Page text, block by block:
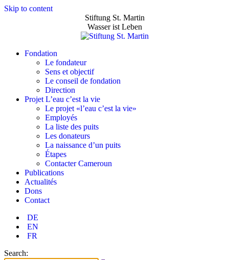
Skip to content
Stiftung St. Martin
Wasser ist Leben
Fondation
Le fondateur
Sens et objectif
Le conseil de fondation
Direction
Projet L’eau c’est la vie
Le projet «l’eau c’est la vie»
Employés
La liste des puits
Les donateurs
La naissance d’un puits
Étapes
Contacter Cameroun
Publications
Actualités
Dons
Contact
DE
EN
FR
Search: